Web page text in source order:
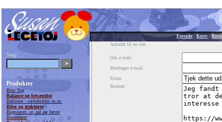
Forside|Kurv |
Søg:
Produkter
Brio Tog
Balance og bevægelse
Balloner - sæbebobler m.m.
Biler og traktorer
Bogstaver, ur, tal og farver
Bordteater
Anbefal til en ven
Din e-mail
Modtager e-mail
Emne
Besked